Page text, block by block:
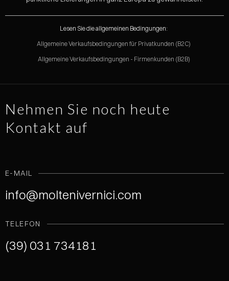
Lesen Sie die allgemeinen Bedingungen:
Allgemeine Verkaufsbedingungen für Privatkunden (B2C)
Allgemeine Verkaufsbedingungen - Firmenkunden (B2B)
Nehmen Sie noch heute
Kontakt auf
E-MAIL
info@moltenivernici.com
TELEFON
(39) 031 734181